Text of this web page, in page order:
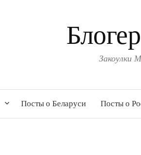
Закоулки
Посты о Беларуси Посты о